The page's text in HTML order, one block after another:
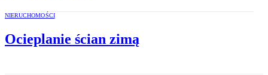
NIERUCHOMOŚCI
Ocieplanie ścian zimą